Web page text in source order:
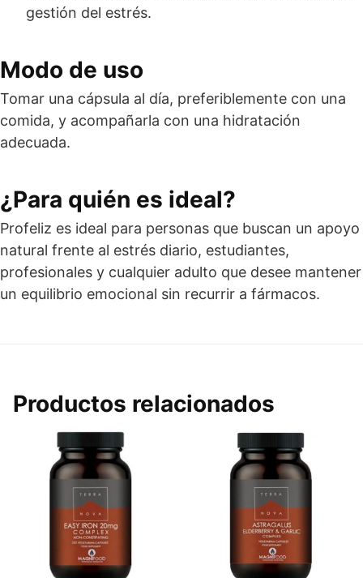
gestión del estrés.
Modo de uso
Tomar una cápsula al día, preferiblemente con una
comida, y acompañarla con una hidratación
adecuada.
¿Para quién es ideal?
Profeliz es ideal para personas que buscan un apoyo
natural frente al estrés diario, estudiantes,
profesionales y cualquier adulto que desee mantener
un equilibrio emocional sin recurrir a fármacos.
Productos relacionados